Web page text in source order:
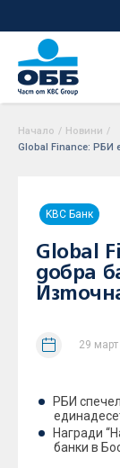
Начало / Новини /
Global Finance: РБИ
KBC Банк
Global
добра
29
РБИ
Награди
банки в